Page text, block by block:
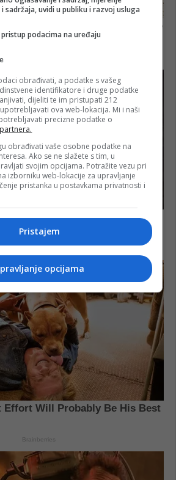
sadržaja, uvidi u publiku i razvoj usluga
podacima na uređaju
obrađivati, a podatke s vašeg
identifikatore i druge podatke
dijeliti te im pristupati 212
ova web-lokacija. Mi i naši
precizne podatke o
obrađivati vaše osobne podatke na
Ako se ne slažete s tim, u
svojim opcijama. Potražite vezu pri
izborniku web-lokacije za upravljanje
pristanka u postavkama privatnosti i
Pristajem
opcijama